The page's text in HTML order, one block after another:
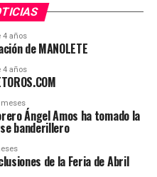
4 años
de MANOLETE
4 años
Ángel Amos ha tomado la
banderillero
de la Feria de Abril